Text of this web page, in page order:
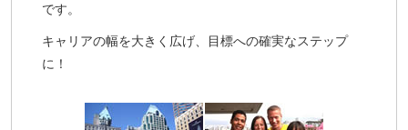
です。
キャリアの幅を大きく広げ、目標への確実なステップ
に！